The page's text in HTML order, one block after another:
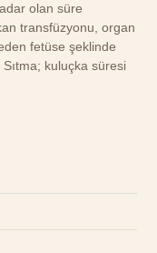
olan süre
transfüzyonu, organ
fetüse şeklinde
kuluçka süresi